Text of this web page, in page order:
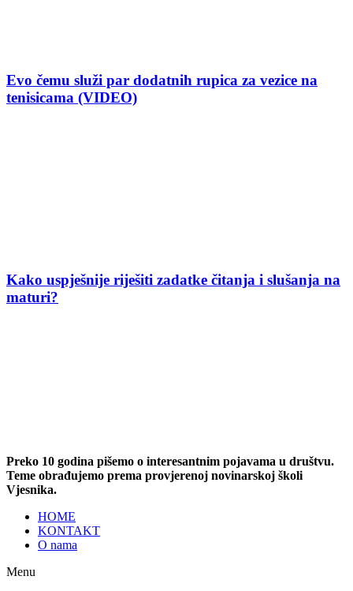
Evo čemu služi par dodatnih rupica za vezice na
tenisicama (VIDEO)
Kako uspješnije riješiti zadatke čitanja i slušanja na
maturi?
Preko 10 godina pišemo o interesantnim pojavama u društvu.
Teme obrađujemo prema provjerenoj novinarskoj školi
Vjesnika.
HOME
KONTAKT
O nama
Menu